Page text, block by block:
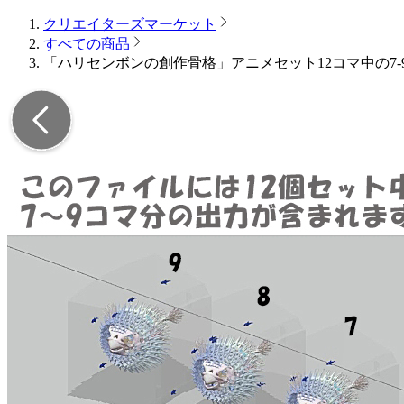
クリエイターズマーケット
すべての商品
「ハリセンボンの創作骨格」アニメセット12コマ中の7-